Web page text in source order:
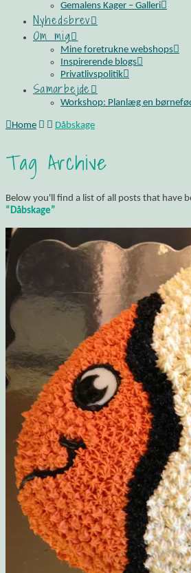
Gemalens Kager – Galleri
Nyhedsbrev
Om mig
Mine foretrukne webshops
Inspirerende blogs
Privatlivspolitik
Samarbejde
Workshop: Planlæg en
Home Dåbskage
Tag Archive
Below you'll find a list of all posts that have
“Dåbskage”